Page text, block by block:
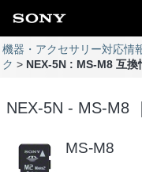
機器・アクセサリー対応情
ク
NEX-5N : MS-M8 互換
NEX-5N - MS-M8
MS-M8